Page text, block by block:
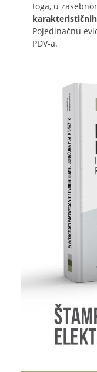
toga, u
Pojedinačnu
PDV-a.